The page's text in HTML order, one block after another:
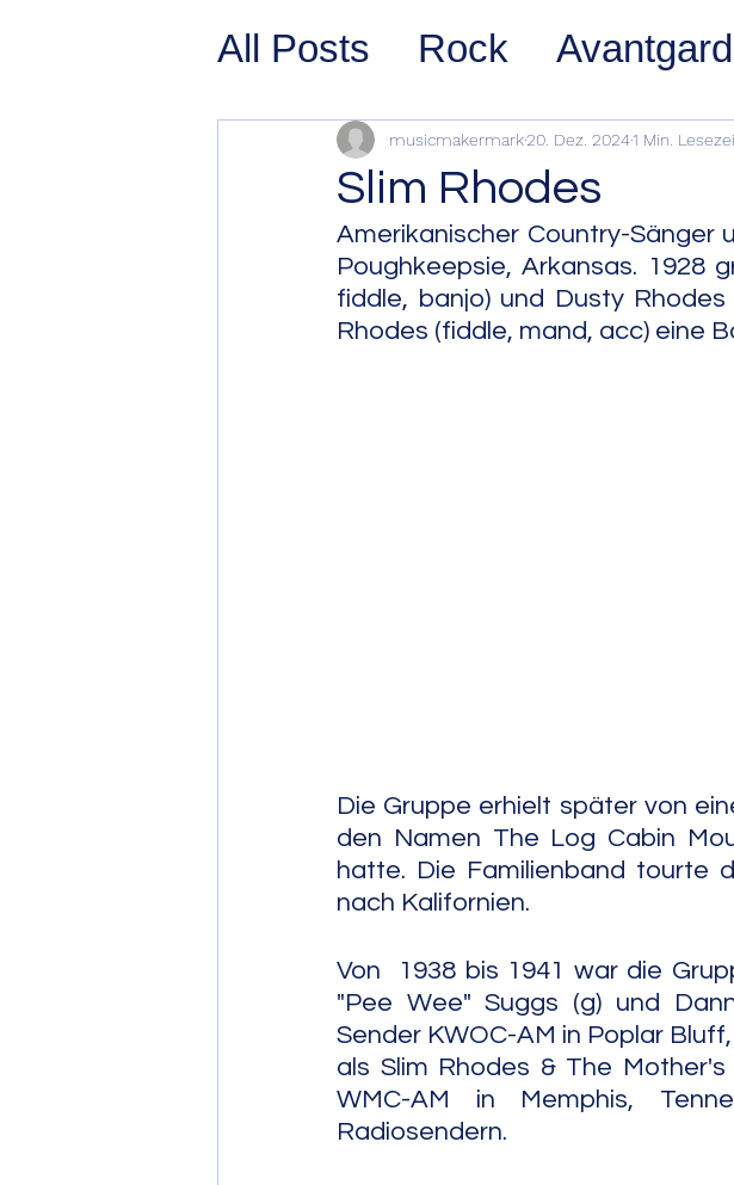
All Posts Rock
Prog Rock Post Rock
Psychedelic/Space Rock
Hard Rock Garage Rock
Slim Rhodes
musicmakermark20. Dez. 20241 Min.
Amerikanischer Country-Sänger
Poughkeepsie, Arkansas. 1928
fiddle, banjo) und Dusty
Rhodes (fiddle, mand, acc) eine
Die Gruppe erhielt später von
den Namen The Log Cabin
hatte. Die Familienband tourte
nach Kalifornien.
Von  1938 bis 1941 war die
"Pee Wee" Suggs (g) und
Sender KWOC-AM in Poplar
als Slim Rhodes & The
WMC-AM in Memphis,
Radiosendern.